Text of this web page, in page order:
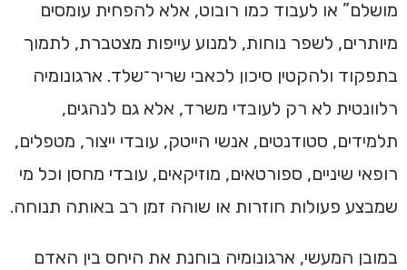
מושלם” או לעבוד כמו רובוט, אלא להפחית עומסים
מיותרים, לשפר נוחות, למנוע עייפות מצטברת, לתמוך
בתפקוד ולהקטין סיכון לכאבי שריר־שלד. ארגונומיה
רלוונטית לא רק לעובדי משרד, אלא גם לנהגים,
תלמידים, סטודנטים, אנשי הייטק, עובדי ייצור, מטפלים,
רופאי שיניים, ספורטאים, מוזיקאים, עובדי מחסן וכל מי
שמבצע פעולות חוזרות או שוהה זמן רב באותה תנוחה.
במובן המעשי, ארגונומיה בוחנת את היחס בין האדם